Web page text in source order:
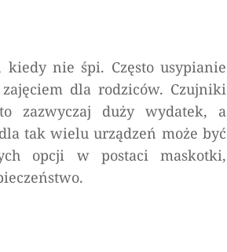
nie śpi. Często usypianie
dla rodziców. Czujniki
zazwyczaj duży wydatek, a
tak wielu urządzeń może być
opcji w postaci maskotki,